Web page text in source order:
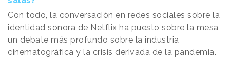
Con todo, la conversación en redes sociales sobre la
identidad sonora de Netflix ha puesto sobre la mesa
un debate más profundo sobre la industria
cinematográfica y la crisis derivada de la pandemia.